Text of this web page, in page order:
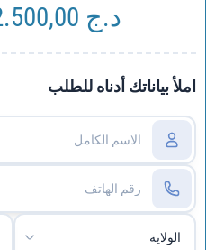
د.ج
actuel
est :
املأ بياناتك أدناه للطلب